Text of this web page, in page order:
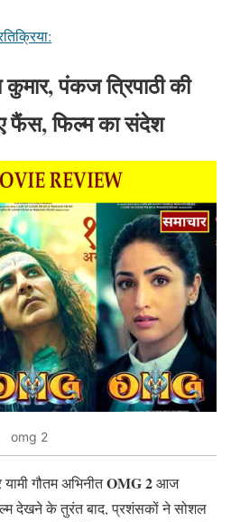
पंकज त्रिपाठी की
फैंस, फिल्म का संदेश
omg 2
गौतम अभिनीतOMG 2आज
देखने के तुरंत बाद, प्रशंसकों ने सोशल